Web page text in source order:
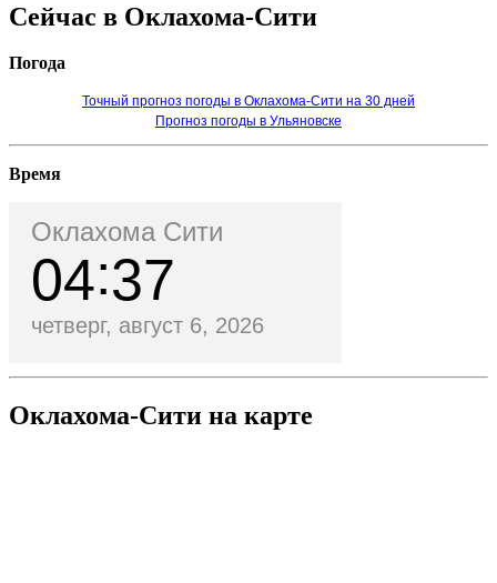
Сейчас в Оклахома-Сити
Погода
Точный прогноз погоды в Оклахома-Сити на 30 дней
Прогноз погоды в Ульяновске
Время
Оклахома Сити
04 37
четверг, август 6, 2026
Оклахома-Сити на карте